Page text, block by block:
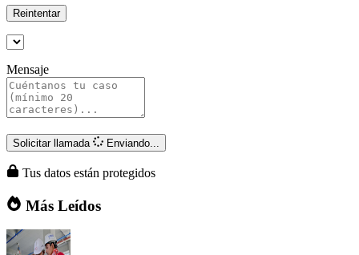
Reintentar
Mensaje
Solicitar llamada Enviando...
Tus datos están protegidos
Más Leídos